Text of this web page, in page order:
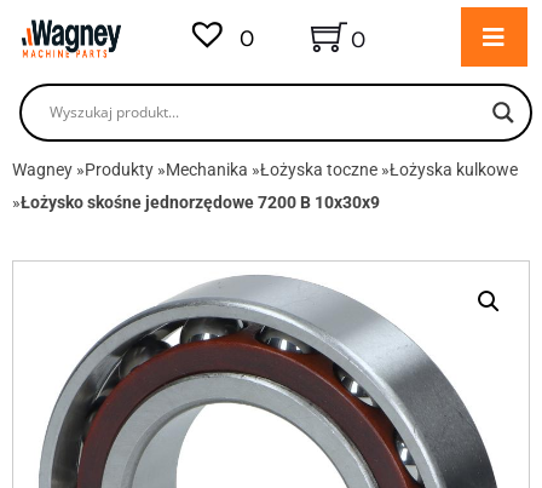
0 0
Wagney »Produkty »Mechanika »Łożyska toczne »Łożyska kulkowe
»Łożysko skośne jednorzędowe 7200 B 10x30x9